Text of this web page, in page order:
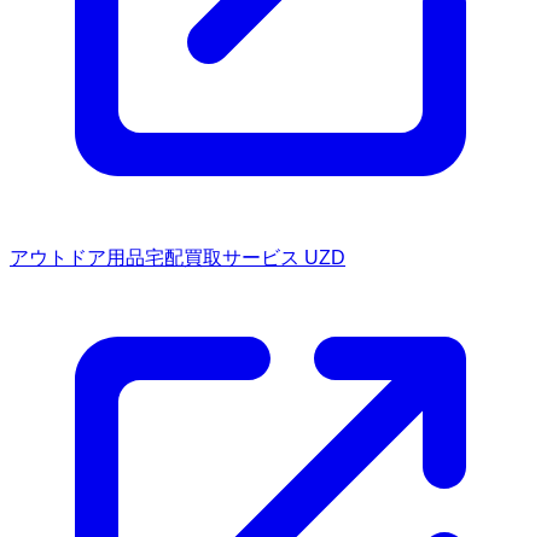
アウトドア用品宅配買取サービス UZD